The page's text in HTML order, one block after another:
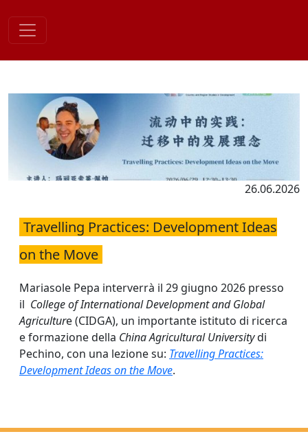
content
26.06.2026
Travelling Practices: Development Ideas
on the Move
Mariasole Pepa interverrà il 29 giugno 2026 presso
il College of International Development and Global
Agriculture (CIDGA), un importante istituto di ricerca
e formazione della China Agricultural Universitydi
Pechino, con una lezione su: Travelling Practices:
Development Ideas on the Move.